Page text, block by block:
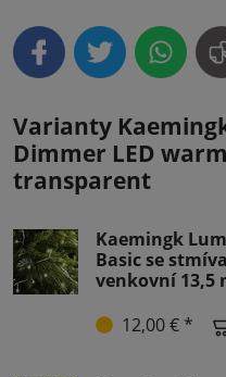
Varianty
Dimmer LED
transparent
Kaemingk
Basic se
venkovní
12,00 € *